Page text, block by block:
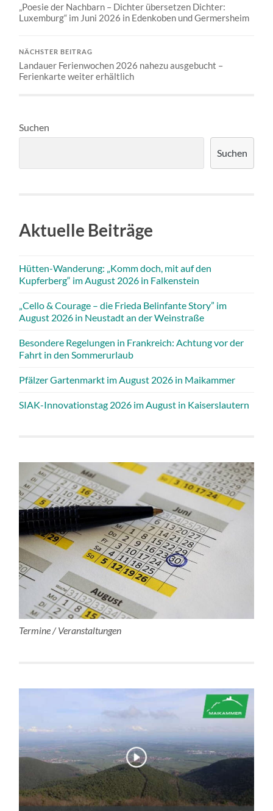
„Poesie der Nachbarn – Dichter übersetzen Dichter:
Luxemburg“ im Juni 2026 in Edenkoben und Germersheim
NÄCHSTER BEITRAG
Landauer Ferienwochen 2026 nahezu ausgebucht –
Ferienkarte weiter erhältlich
Suchen
Suchen
Aktuelle Beiträge
Hütten-Wanderung: „Komm doch, mit auf den
Kupferberg“ im August 2026 in Falkenstein
„Cello & Courage – die Frieda Belinfante Story” im
August 2026 in Neustadt an der Weinstraße
Besondere Regelungen in Frankreich: Achtung vor der
Fahrt in den Sommerurlaub
Pfälzer Gartenmarkt im August 2026 in Maikammer
SIAK-Innovationstag 2026 im August in Kaiserslautern
Termine / Veranstaltungen